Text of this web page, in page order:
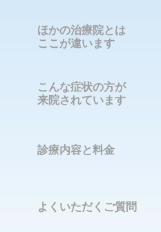
ほかの治療院とは
ここが違います
こんな症状の方が
来院されています
診療内容と料金
よくいただくご質問